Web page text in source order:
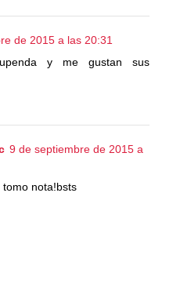
de 2015 a las 20:31
y me gustan sus
9 de septiembre de 2015 a
nota!bsts